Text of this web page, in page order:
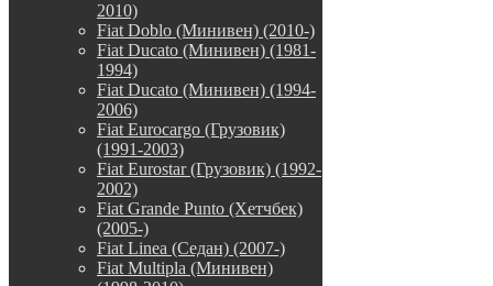
2010)
Fiat Doblo (Минивен) (2010-)
Fiat Ducato (Минивен) (1981-
1994)
Fiat Ducato (Минивен) (1994-
2006)
Fiat Eurocargo (Грузовик)
(1991-2003)
Fiat Eurostar (Грузовик) (1992-
2002)
Fiat Grande Punto (Хетчбек)
(2005-)
Fiat Linea (Седан) (2007-)
Fiat Multipla (Минивен)